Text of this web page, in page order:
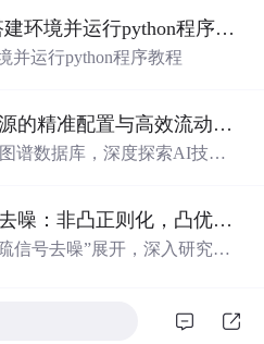
，推动科技创新与产业创新研华网关ECU-1051搭建环境并运行python程序教程
并运行python程序教程
如何实现区域创新资源的精准配置与高效流动？.docx
谱数据库，深度探索AI技术
，推动科技创新与产业创新语音增强组稀疏信号去噪：非凸正则化，凸优化研究（Matlab代码实现）
信号去噪”展开，深入研究了
的局限性，从而在语音增强等